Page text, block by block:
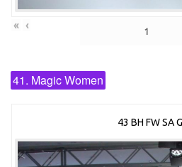
« ‹
41. Magic Women
43 BH FW SA